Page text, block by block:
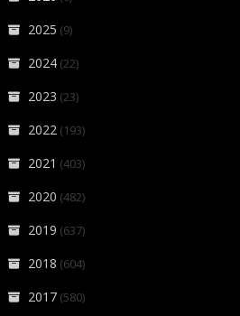
2025 (9)
2024 (22)
2023 (23)
2022 (193)
2021 (403)
2020 (482)
2019 (637)
2018 (604)
2017 (580)